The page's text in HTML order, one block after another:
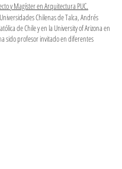
y Magíster en Arquitectura PUC.
Chilenas de Talca, Andrés
de Chile y en la University of Arizona en
sido profesor invitado en diferentes